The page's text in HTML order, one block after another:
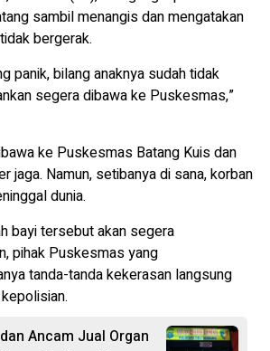
sambil menangis dan mengatakan
bergerak.
panik, bilang anaknya sudah tidak
segera dibawa ke Puskesmas,”
ke Puskesmas Batang Kuis dan
jaga. Namun, setibanya di sana, korban
dunia.
bayi tersebut akan segera
pihak Puskesmas yang
tanda-tanda kekerasan langsung
Ancam Jual Organ